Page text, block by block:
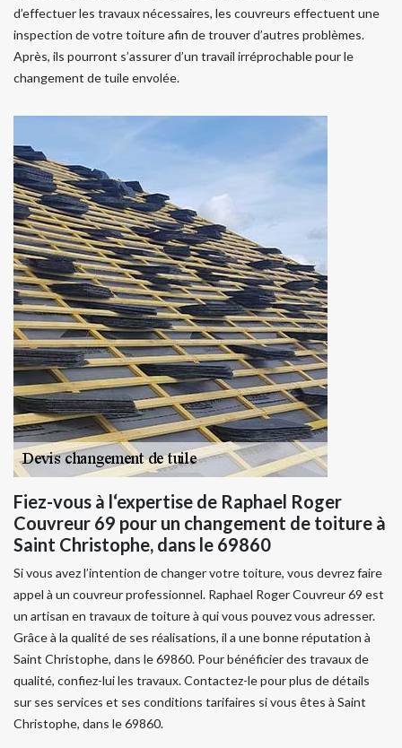
d’effectuer les travaux nécessaires, les couvreurs effectuent une
inspection de votre toiture afin de trouver d’autres problèmes.
Après, ils pourront s’assurer d’un travail irréprochable pour le
changement de tuile envolée.
Fiez-vous à l‘expertise de Raphael Roger
Couvreur 69 pour un changement de toiture à
Saint Christophe, dans le 69860
Si vous avez l’intention de changer votre toiture, vous devrez faire
appel à un couvreur professionnel. Raphael Roger Couvreur 69 est
un artisan en travaux de toiture à qui vous pouvez vous adresser.
Grâce à la qualité de ses réalisations, il a une bonne réputation à
Saint Christophe, dans le 69860. Pour bénéficier des travaux de
qualité, confiez-lui les travaux. Contactez-le pour plus de détails
sur ses services et ses conditions tarifaires si vous êtes à Saint
Christophe, dans le 69860.